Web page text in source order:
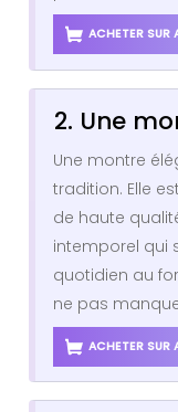
ACHETER SUR
2. Une
Une montre
tradition. Elle
de haute
intemporel qui
quotidien au
ne pas
ACHETER SUR